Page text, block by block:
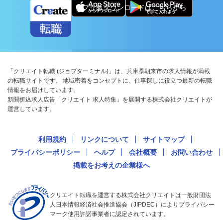
アプリ版ダウンロードはこちらから
「クリエイト転職 (ジョブターミナル)」は、兵庫県朝来市の求人情報が満載
の転職サイトです。 地域密着をコンセプトに、仕事探しに役立つ最新の転職
情報をお届けしています。
新聞折込求人広告「クリエイト 求人特集」を展開する株式会社クリエイトが
運営しています。
利用規約 リンクについて
サイトマップ
プライバシーポリシー
ヘルプ 会社概要
お問い合わせ
掲載をお考えの企業様へ
クリエイト転職を運営する株式会社クリエイトは一般財団法
人日本情報経済社会推進協会（JIPDEC）によりプライバシー
マーク使用許諾事業者に認定されています。